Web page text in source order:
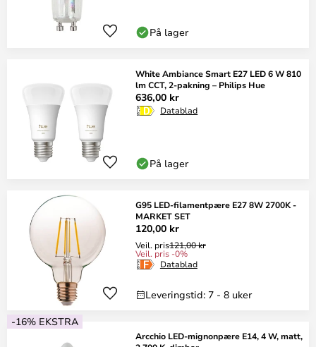
På lager
White Ambiance Smart E27 LED 6 W 810
lm CCT, 2-pakning – Philips Hue
636,00 kr
Datablad
På lager
G95 LED-filamentpære E27 8W 2700K -
MARKET SET
120,00 kr
Veil. pris121,00 kr
Veil. pris -0%
Datablad
Leveringstid: 7 - 8 uker
-16% EKSTRA
Arcchio LED-mignonpære E14, 4 W, matt,